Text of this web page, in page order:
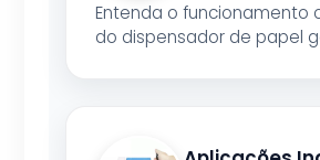
Entenda o funcionamento
do dispensador de papel